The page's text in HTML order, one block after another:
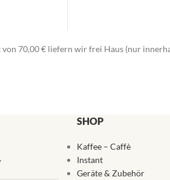
70,00 € liefern wir frei Haus (nur
SHOP
Kaffee – Caffè
Instant
Geräte & Zubehör